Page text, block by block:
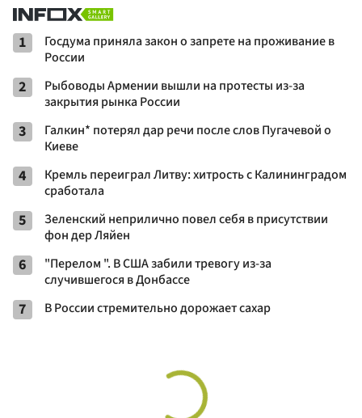
1
Госдума приняла закон о запрете на проживание в
России
2
Рыбоводы Армении вышли на протесты из-за
закрытия рынка России
3
Галкин* потерял дар речи после слов Пугачевой о
Киеве
4
Кремль переиграл Литву: хитрость с Калининградом
сработала
5
Зеленский неприлично повел cебя в присутствии
фон дер Ляйен
6
"Перелом ". В США забили тревогу из-за
случившегося в Донбассе
7 В России стремительно дорожает сахар